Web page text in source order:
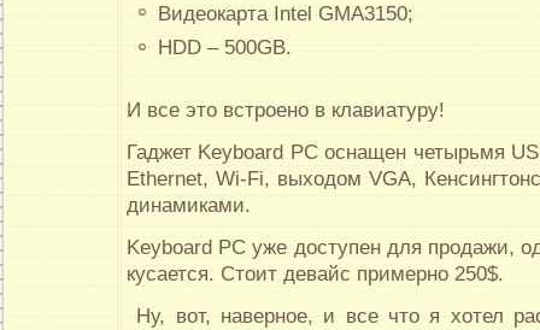
Видеокарта Intel GMA3150;
HDD – 500GB.
И все это встроено в клавиатуру!
Гаджет Keyboard PC оснащен четырьмя
Ethernet, Wi-Fi, выходом VGA,
динамиками.
Keyboard PC уже доступен для продажи,
кусается. Стоит девайс примерно 250$.
Ну, вот, наверное, и все что я хотел